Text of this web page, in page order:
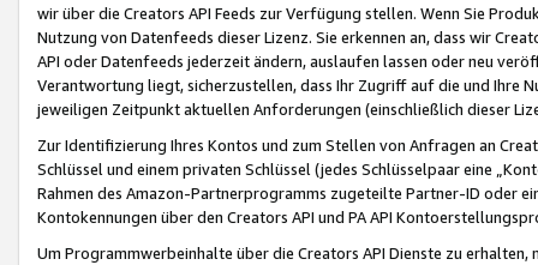
wir über die Creators API Feeds zur Verfügung stellen. Wenn Sie
Nutzung von Datenfeeds dieser Lizenz. Sie erkennen an, dass wir
API oder Datenfeeds jederzeit ändern, auslaufen lassen oder neu
Verantwortung liegt, sicherzustellen, dass Ihr Zugriff auf die und Ihre
jeweiligen Zeitpunkt aktuellen Anforderungen (einschließlich dieser
Zur Identifizierung Ihres Kontos und zum Stellen von Anfragen an
Schlüssel und einem privaten Schlüssel (jedes Schlüsselpaar eine
Rahmen des Amazon-Partnerprogramms zugeteilte Partner-ID oder
Kontokennungen über den Creators API und PA API
Um Programmwerbeinhalte über die Creators API Dienste zu